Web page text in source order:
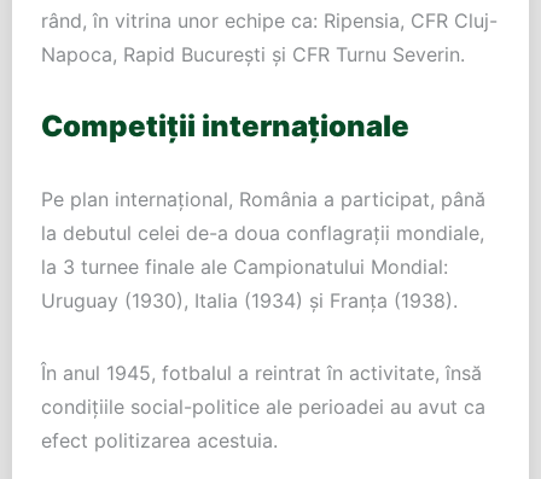
rând, în vitrina unor echipe ca: Ripensia, CFR Cluj-
Napoca, Rapid București și CFR Turnu Severin.
Competiții internaționale
Pe plan internațional, România a participat, până
la debutul celei de-a doua conflagrații mondiale,
la 3 turnee finale ale Campionatului Mondial:
Uruguay (1930), Italia (1934) și Franța (1938).
În anul 1945, fotbalul a reintrat în activitate, însă
condițiile social-politice ale perioadei au avut ca
efect politizarea acestuia.